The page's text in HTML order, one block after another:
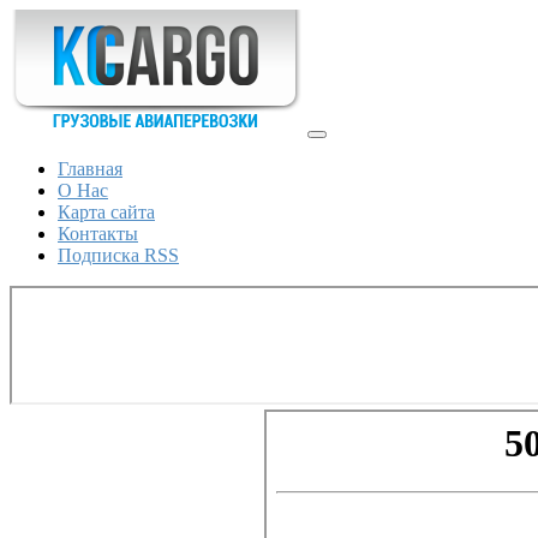
Главная
О Нас
Карта сайта
Контакты
Подписка RSS